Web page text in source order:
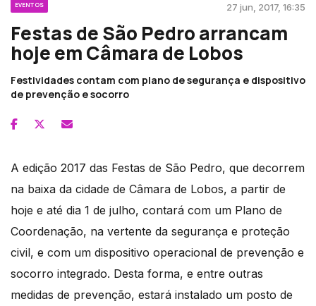
EVENTOS 27 jun, 2017, 16:35
Festas de São Pedro arrancam
hoje em Câmara de Lobos
Festividades contam com plano de segurança e dispositivo
de prevenção e socorro
A edição 2017 das Festas de São Pedro, que decorrem
na baixa da cidade de Câmara de Lobos, a partir de
hoje e até dia 1 de julho, contará com um Plano de
Coordenação, na vertente da segurança e proteção
civil, e com um dispositivo operacional de prevenção e
socorro integrado. Desta forma, e entre outras
medidas de prevenção, estará instalado um posto de